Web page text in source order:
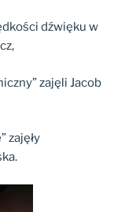
dźwięku w
zajęli Jacob
zajęły